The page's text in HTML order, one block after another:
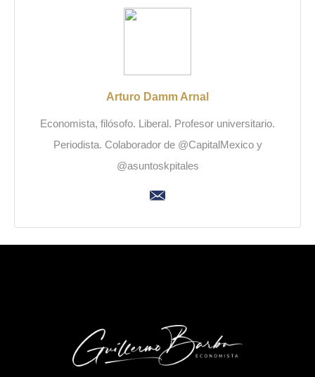
Arturo Damm Arnal
Economista, filósofo. Liberal. Profesor universitario.
Periodista. Colaborador de @CapitalMexico y
@asuntoskpitales